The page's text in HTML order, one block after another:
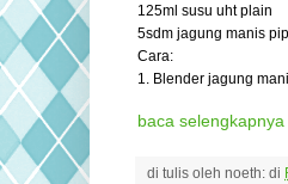
125ml susu uht plain
5sdm jagung manis
Cara:
1. Blender jagung
baca selengkapnya
di tulis oleh noeth: di